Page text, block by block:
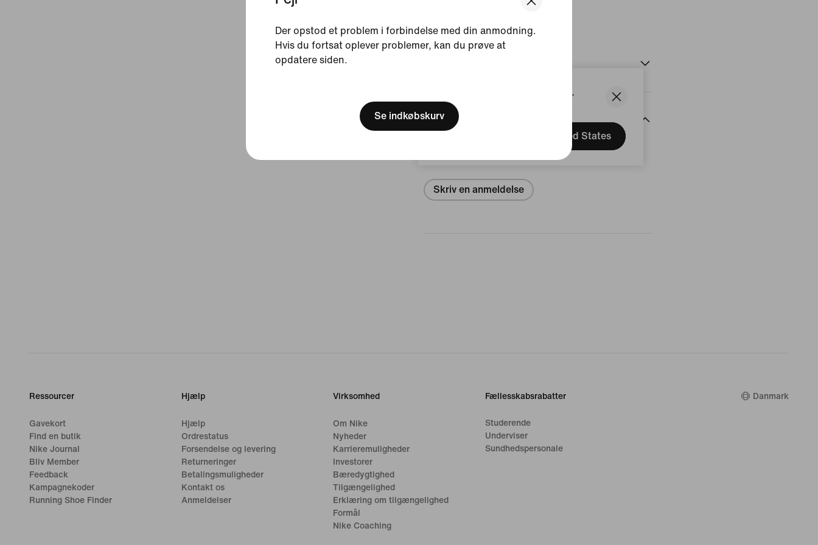
We think you are in United States.
Update your location?
United States
Der opstod et problem i forbindelse med din anmodning.
Hvis du fortsat oplever problemer, kan du prøve at
opdatere siden.
Se indkøbskurv
Se produktoplysninger
Anmeldelser (fejl)
Ingen anmeldelser
Skriv en anmeldelse
Ressourcer
Gavekort
Find en butik
Nike Journal
Bliv Member
Feedback
Kampagnekoder
Running Shoe Finder
Hjælp
Hjælp
Ordrestatus
Forsendelse og levering
Returneringer
Betalingsmuligheder
Kontakt os
Anmeldelser
Virksomhed
Om Nike
Nyheder
Karrieremuligheder
Investorer
Bæredygtighed
Tilgængelighed
Erklæring om tilgængelighed
Formål
Nike Coaching
Fællesskabsrabatter
Studerende
Underviser
Sundhedspersonale
Danmark